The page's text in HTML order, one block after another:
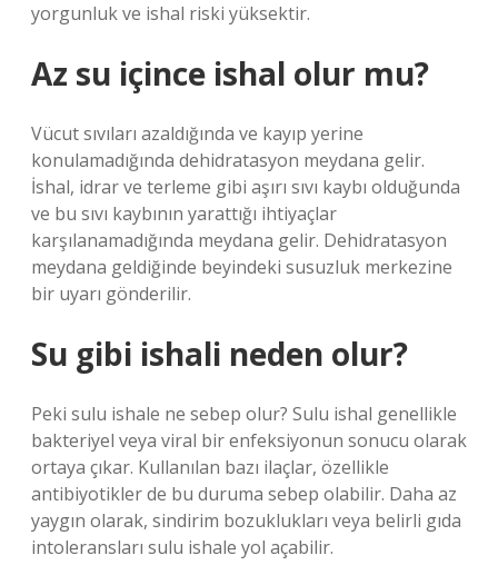
yorgunluk ve ishal riski yüksektir.
Az su içince ishal olur mu?
Vücut sıvıları azaldığında ve kayıp yerine
konulamadığında dehidratasyon meydana gelir.
İshal, idrar ve terleme gibi aşırı sıvı kaybı olduğunda
ve bu sıvı kaybının yarattığı ihtiyaçlar
karşılanamadığında meydana gelir. Dehidratasyon
meydana geldiğinde beyindeki susuzluk merkezine
bir uyarı gönderilir.
Su gibi ishali neden olur?
Peki sulu ishale ne sebep olur? Sulu ishal genellikle
bakteriyel veya viral bir enfeksiyonun sonucu olarak
ortaya çıkar. Kullanılan bazı ilaçlar, özellikle
antibiyotikler de bu duruma sebep olabilir. Daha az
yaygın olarak, sindirim bozuklukları veya belirli gıda
intoleransları sulu ishale yol açabilir.